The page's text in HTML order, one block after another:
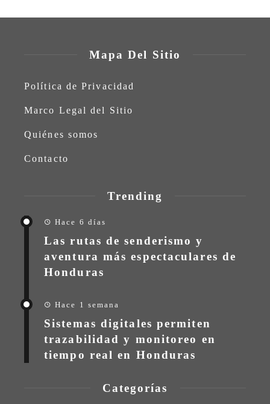
Mapa Del Sitio
Política de Privacidad
Marco Legal del Sitio
Quiénes somos
Contacto
Trending
Hace 6 días
Las rutas de senderismo y
aventura más espectaculares de
Honduras
Hace 1 semana
Sistemas digitales permiten
trazabilidad y monitoreo en
tiempo real en Honduras
Categorías